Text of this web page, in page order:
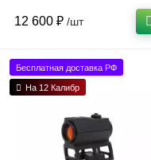
12 600 ₽ /шт
Бесплатная доставка РФ
На 12 Калибр